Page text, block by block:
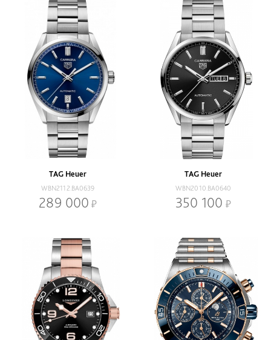
TAG Heuer
WBN2112.BA0639
289 000
TAG Heuer
WBN2010.BA0640
350 100